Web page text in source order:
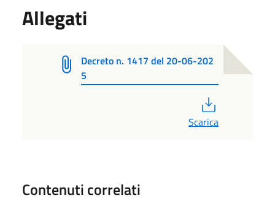
Allegati
Decreto n. 1417 del 20-06-202
5
Scarica
Contenuti correlati